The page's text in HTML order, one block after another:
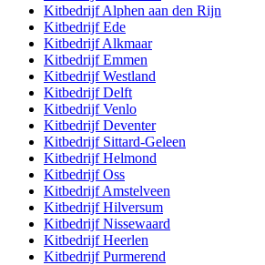
KitbedrijfAlphen aan den Rijn
KitbedrijfEde
KitbedrijfAlkmaar
KitbedrijfEmmen
KitbedrijfWestland
KitbedrijfDelft
KitbedrijfVenlo
KitbedrijfDeventer
Kitbedrijf Sittard-Geleen
KitbedrijfHelmond
KitbedrijfOss
KitbedrijfAmstelveen
KitbedrijfHilversum
KitbedrijfNissewaard
KitbedrijfHeerlen
KitbedrijfPurmerend